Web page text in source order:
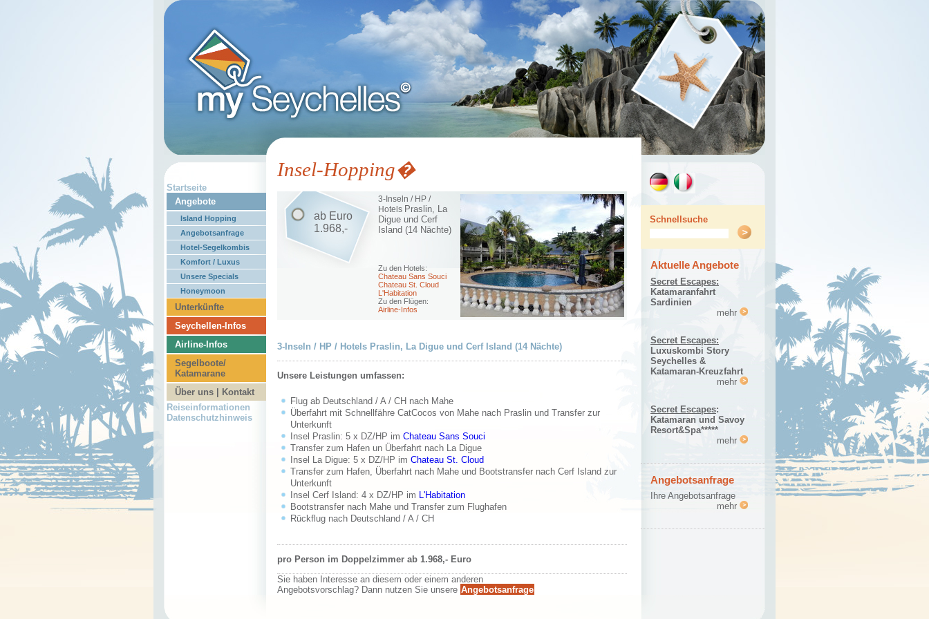
Startseite
Angebote
Island Hopping
Angebotsanfrage
Hotel-Segelkombis
Komfort / Luxus
Unsere Specials
Honeymoon
Unterkünfte
Seychellen-Infos
Airline-Infos
Segelboote/
Katamarane
Über uns | Kontakt
Reiseinformationen
Datenschutzhinweis
Insel-Hopping�
ab Euro
1.968,-
3-Inseln / HP /
Hotels Praslin, La
Digue und Cerf
Island (14 Nächte)
Zu den Hotels:
Chateau Sans Souci
Chateau St. Cloud
L'Habitation
Zu den Flügen:
Airline-Infos
3-Inseln / HP / Hotels Praslin, La Digue und Cerf Island (14 Nächte)
Unsere Leistungen umfassen:
Flug ab Deutschland / A / CH nach Mahe
Überfahrt mit Schnellfähre CatCocos von Mahe nach Praslin undTransfer zur
Unterkunft
Insel Praslin: 5 x DZ/HP imChateau Sans Souci
Transfer zum Hafen un Überfahrt nach La Digue
Insel La Digue: 5 x DZ/HP imChateau St. Cloud
Transfer zum Hafen, Überfahrt nach Mahe und Bootstransfer nach Cerf Island zur
Unterkunft
Insel Cerf Island: 4 x DZ/HP im L'Habitation
Bootstransfer nach Mahe und Transfer zum Flughafen
Rückflug nach Deutschland / A / CH
pro Person im Doppelzimmer ab 1.968,- Euro
Sie haben Interesse an diesem oder einem anderen
Angebotsvorschlag? Dann nutzen Sie unsere Angebotsanfrage
Schnellsuche
Aktuelle Angebote
Secret Escapes:
Katamaranfahrt
Sardinien
mehr
Secret Escapes:
Luxuskombi Story
Seychelles &
Katamaran-Kreuzfahrt
mehr
Secret Escapes:
Katamaran und Savoy
Resort&Spa*****
mehr
Angebotsanfrage
Ihre Angebotsanfrage
mehr